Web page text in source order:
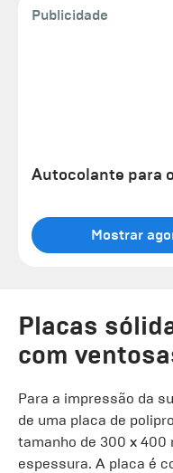
Publicidade
Autocolante para
Mostrar
Placas
com
Para a impressão da
de uma placa de
tamanho de 300 x
espessura. A placa é